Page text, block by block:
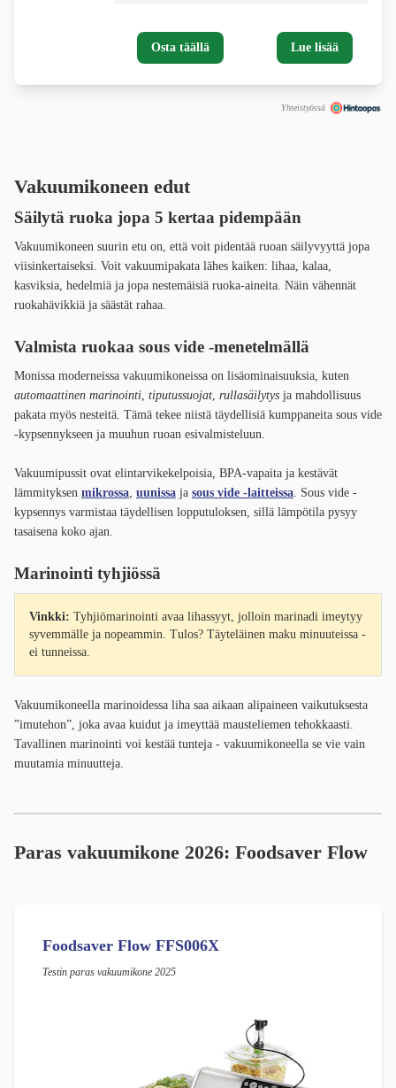
Osta täällä Lue lisää
Yhteistyössä
Vakuumikoneen edut
Säilytä ruoka jopa 5 kertaa pidempään
Vakuumikoneen suurin etu on, että voit pidentää ruoan säilyvyyttä jopa
viisinkertaiseksi. Voit vakuumipakata lähes kaiken: lihaa, kalaa,
kasviksia, hedelmiä ja jopa nestemäisiä ruoka-aineita. Näin vähennät
ruokahävikkiä ja säästät rahaa.
Valmista ruokaa sous vide -menetelmällä
Monissa moderneissa vakuumikoneissa on lisäominaisuuksia, kuten
automaattinen marinointi tiputussuojat rullasäilytys ja mahdollisuus
pakata myös nesteitä. Tämä tekee niistä täydellisiä kumppaneita sous vide
-kypsennykseen ja muuhun ruoan esivalmisteluun.
Vakuumipussit ovat elintarvikekelpoisia, BPA-vapaita ja kestävät
lämmityksen mikrossa uunissa ja sous vide -laitteissa . Sous vide -
kypsennys varmistaa täydellisen lopputuloksen, sillä lämpötila pysyy
tasaisena koko ajan.
Marinointi tyhjiössä
Vinkki: Tyhjiömarinointi avaa lihassyyt, jolloin marinadi imeytyy
syvemmälle ja nopeammin. Tulos? Täyteläinen maku minuuteissa -
ei tunneissa.
Vakuumikoneella marinoidessa liha saa aikaan alipaineen vaikutuksesta
”imutehon”, joka avaa kuidut ja imeyttää mausteliemen tehokkaasti.
Tavallinen marinointi voi kestää tunteja - vakuumikoneella se vie vain
muutamia minuutteja.
Paras vakuumikone 2026: Foodsaver Flow
Foodsaver Flow FFS006X
Testin paras vakuumikone 2025